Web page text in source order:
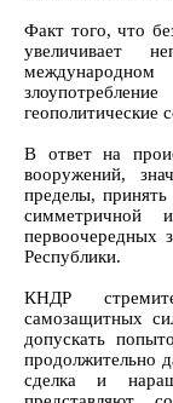
Факт того, что
увеличивает
геополитические
В ответ на
вооружений,
пределы,
первоочередных
Республики.
КНДР
самозащитных
допускать
продолжительно
сделка и